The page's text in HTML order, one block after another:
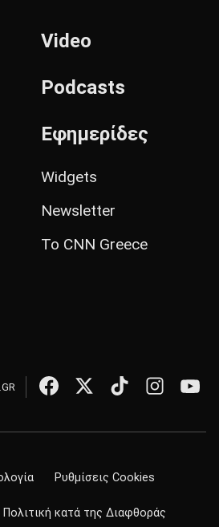
Video
Podcasts
Εφημερίδες
Widgets
Newsletter
Το CNN Greece
Ρυθμίσεις Cookies
Πολιτική κατά της Διαφθοράς